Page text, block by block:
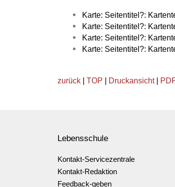
Karte: Seitentitel?:
Karte: Seitentitel?:
Karte: Seitentitel?:
Karte: Seitentitel?:
zurück TOP Druckansicht|
Lebensschule
Kontakt-Servicezentrale
Kontakt-Redaktion
Feedback-geben